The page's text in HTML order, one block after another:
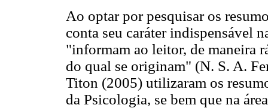
Ao optar por pesquisar os
conta seu caráter indispensável
"informam ao leitor, de maneira
do qual se originam" (N. S. A.
Titon (2005) utilizaram os
da Psicologia, se bem que na